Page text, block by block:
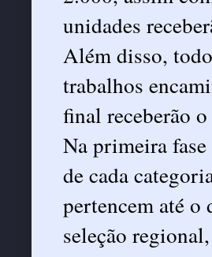
unidades
Além disso,
trabalhos
final receberão
Na primeira
de cada
pertencem até o
seleção